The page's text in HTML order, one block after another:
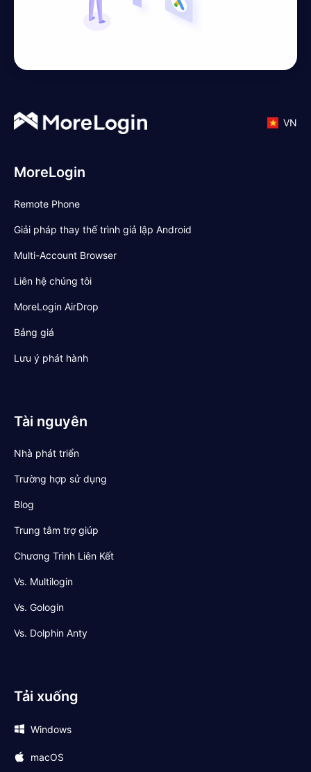
VN
MoreLogin
Remote Phone
Giải pháp thay thế trình giả lập Android
Multi-Account Browser
Liên hệ chúng tôi
MoreLogin AirDrop
Bảng giá
Lưu ý phát hành
Tài nguyên
Nhà phát triển
Trường hợp sử dụng
Blog
Trung tâm trợ giúp
Chương Trình Liên Kết
Vs. Multilogin
Vs. Gologin
Vs. Dolphin Anty
Tải xuống
Windows
macOS